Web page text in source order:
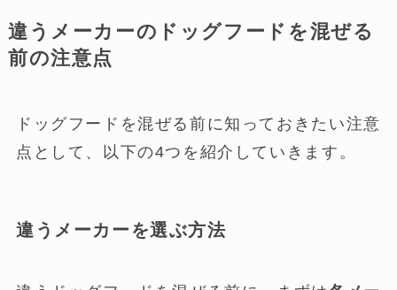
違うメーカーのドッグフードを混ぜる
前の注意点
ドッグフードを混ぜる前に知っておきたい注意
点として、以下の4つを紹介していきます。
違うメーカーを選ぶ方法